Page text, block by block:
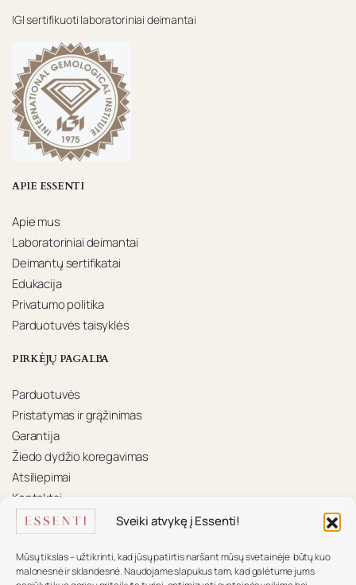
Sveiki atvykę į Essenti!
Mūsų tikslas – užtikrinti, kad jūsų patirtis naršant mūsų svetainėje būtų kuo
malonesnė ir sklandesnė. Naudojame slapukus tam, kad galėtume jums
IGI sertifikuoti laboratoriniai deimantai
APIE ESSENTI
Apie mus
Laboratoriniai deimantai
Deimantų sertifikatai
Edukacija
Privatumo politika
Parduotuvės taisyklės
PIRKĖJŲ PAGALBA
Parduotuvės
Pristatymas ir grąžinimas
Garantija
Žiedo dydžio koregavimas
Atsiliepimai
Kontaktai
KONTAKTAI
Mūsų komanda pasiruošusi padėti.